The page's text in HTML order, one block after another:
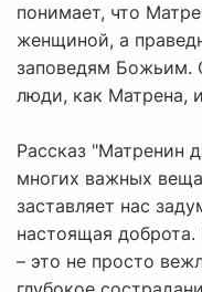
понимает, что
женщиной, а
заповедям Божьим.
люди, как Матрена,
Рассказ "Матренин
многих важных
заставляет нас
настоящая доброта.
– это не просто